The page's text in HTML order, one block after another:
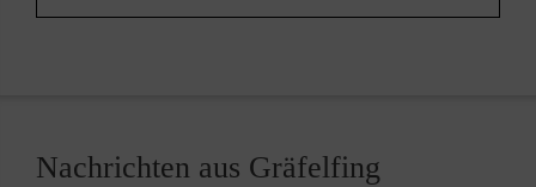
Nachrichten aus Gräfelfing